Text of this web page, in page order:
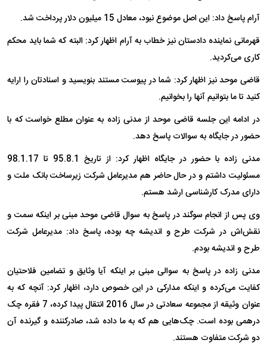
آرام پاسخ داد: این اصل موضوع نبود، معادل 15 میلیون دلار پرداخت شد.
قهرمانی نماینده دادستان نیز خطاب به آرام اظهار کرد: البته که شما باید محکم
کاری می‌کردید.
قاضی موحد نیز اظهار کرد: شما در پیوست مستند بنویسید و اسنادتان را ارایه
کنید تا ما بتوانیم آنها را بخوانیم.
در ادامه این جلسه قاضی موحد از مدنی زاده به عنوان مطلع خواست که با
حضور در جایگاه به سوالات پاسخ دهد.
مدنی زاده با حضور در جایگاه اظهار کرد: از تاریخ 95.8.1 تا 98.1.17
مسئولیت داشتم و در حال حاضر هم مدیرعامل شرکت زیرساخت بانک ملت و
دارای مدرک کارشناسی ارشد هستم.
وی پس از انجام سوگند در پاسخ به سوال قاضی موحد مبنی بر اینکه سمت و
نقش‌اش در شرکت طرح و اندیشه چه بوده، پاسخ داد: مدیرعامل شرکت
طرح و اندیشه بودم.
مدنی زاده در پاسخ به سوالی مبنی بر اینکه آیا وثایق و تضامین فلاحتیان
کفایت می‌کرده و اینکه مدارکی در این خصوص دارد، اظهار کرد: آنچه که به
عنوان وثیقه از مجموعه سعادتی در سال 2016 انتقال پیدا کرده، 7 فقره چک
درهمی بوده است. چک‌هایی هم که به ما داده شد، صادرکننده و گیرنده آن
دو شرکت متفاوت هستند.